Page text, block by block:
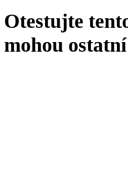
Otestujte
mohou